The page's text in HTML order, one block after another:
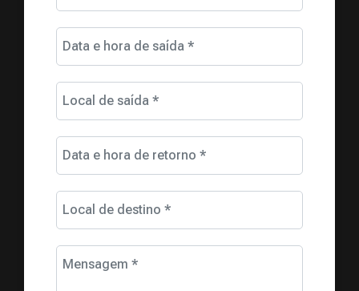
Data e hora de saída *
Local de saída *
Data e hora de retorno *
Local de destino *
Mensagem *